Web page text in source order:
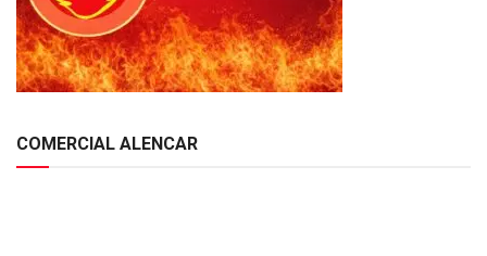
COMERCIAL ALENCAR